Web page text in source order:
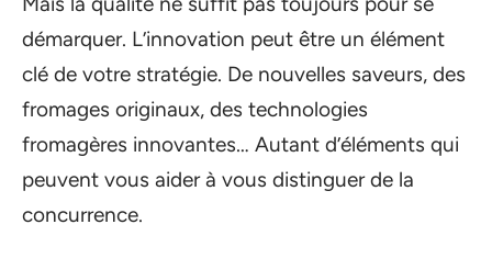
démarquer. L’innovation peut être un élément
clé de votre stratégie. De nouvelles saveurs, des
fromages originaux, des technologies
fromagères innovantes… Autant d’éléments qui
peuvent vous aider à vous distinguer de la
concurrence.